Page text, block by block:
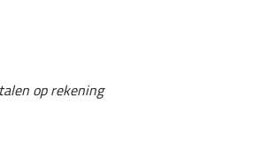
op rekening